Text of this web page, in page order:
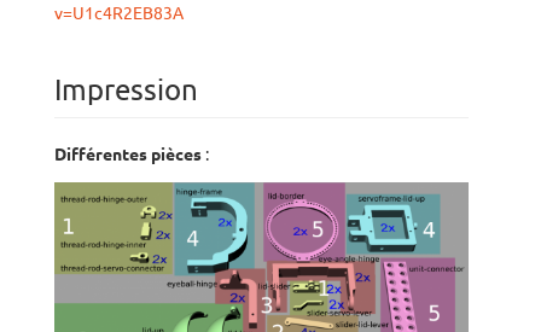
v=U1c4R2EB83A
Impression
Différentes pièces :